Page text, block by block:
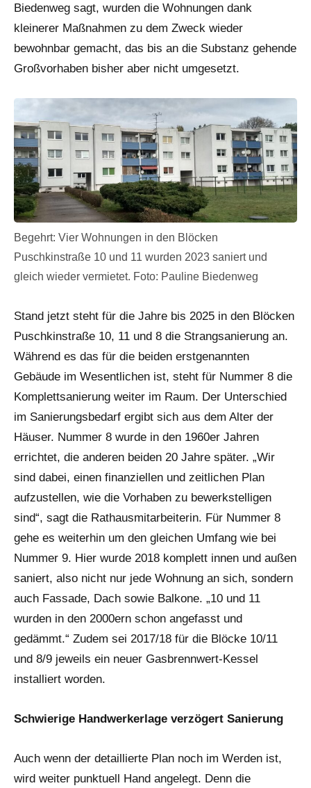
Biedenweg sagt, wurden die Wohnungen dank
kleinerer Maßnahmen zu dem Zweck wieder
bewohnbar gemacht, das bis an die Substanz gehende
Großvorhaben bisher aber nicht umgesetzt.
Begehrt: Vier Wohnungen in den Blöcken
Puschkinstraße 10 und 11 wurden 2023 saniert und
gleich wieder vermietet. Foto: Pauline Biedenweg
Stand jetzt steht für die Jahre bis 2025 in den Blöcken
Puschkinstraße 10, 11 und 8 die Strangsanierung an.
Während es das für die beiden erstgenannten
Gebäude im Wesentlichen ist, steht für Nummer 8 die
Komplettsanierung weiter im Raum. Der Unterschied
im Sanierungsbedarf ergibt sich aus dem Alter der
Häuser. Nummer 8 wurde in den 1960er Jahren
errichtet, die anderen beiden 20 Jahre später. „Wir
sind dabei, einen finanziellen und zeitlichen Plan
aufzustellen, wie die Vorhaben zu bewerkstelligen
sind“, sagt die Rathausmitarbeiterin. Für Nummer 8
gehe es weiterhin um den gleichen Umfang wie bei
Nummer 9. Hier wurde 2018 komplett innen und außen
saniert, also nicht nur jede Wohnung an sich, sondern
auch Fassade, Dach sowie Balkone. „10 und 11
wurden in den 2000ern schon angefasst und
gedämmt.“ Zudem sei 2017/18 für die Blöcke 10/11
und 8/9 jeweils ein neuer Gasbrennwert-Kessel
installiert worden.
Schwierige Handwerkerlage verzögert Sanierung
Auch wenn der detaillierte Plan noch im Werden ist,
wird weiter punktuell Hand angelegt. Denn die